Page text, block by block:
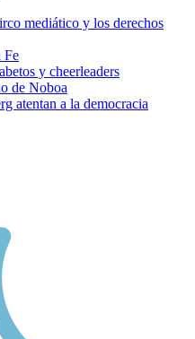
mediático y los derechos
Fe
y cheerleaders
de Noboa
atentan a la democracia